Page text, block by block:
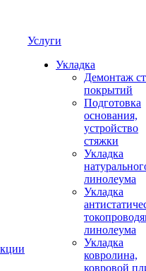
Услуги
Укладка
Демонтаж
покрытий
Подготовка
основания,
устройство
стяжки
Укладка
линолеума
Укладка
линолеума
Укладка
ковролина,
ковровой